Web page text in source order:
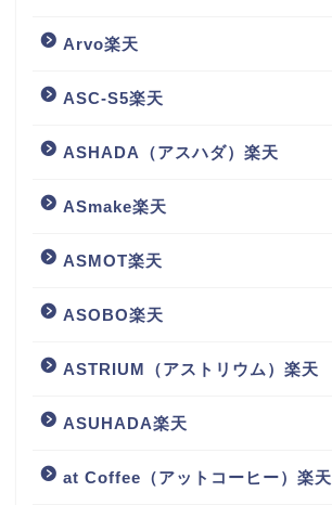
Arvo楽天
ASC-S5楽天
ASHADA（アスハダ）楽天
ASmake楽天
ASMOT楽天
ASOBO楽天
ASTRIUM（アストリウム）楽天
ASUHADA楽天
at Coffee（アットコーヒー）楽天